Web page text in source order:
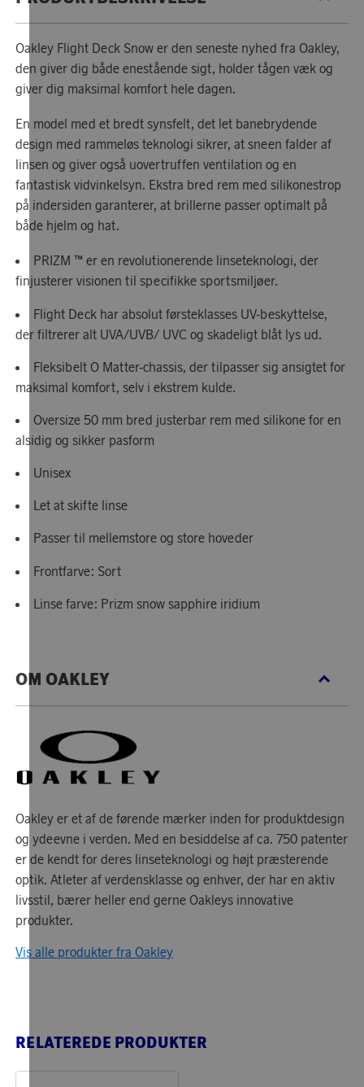
Oakley Flight Deck Snow er den seneste nyhed fra Oakley,
den giver dig både enestående sigt, holder tågen væk og
giver dig maksimal komfort hele dagen.
En model med et bredt synsfelt, det let banebrydende
design med rammeløs teknologi sikrer, at sneen falder af
linsen og giver også uovertruffen ventilation og en
fantastisk vidvinkelsyn. Ekstra bred rem med silikonestrop
på indersiden garanterer, at brillerne passer optimalt på
både hjelm og hat.
PRIZM ™ er en revolutionerende linseteknologi, der
finjusterer visionen til specifikke sportsmiljøer.
Flight Deck har absolut førsteklasses UV-beskyttelse,
der filtrerer alt UVA/UVB/ UVC og skadeligt blåt lys ud.
Fleksibelt O Matter-chassis, der tilpasser sig ansigtet for
maksimal komfort, selv i ekstrem kulde.
Oversize 50 mm bred justerbar rem med silikone for en
alsidig og sikker pasform
Unisex
Let at skifte linse
Passer til mellemstore og store hoveder
Frontfarve: Sort
Linse farve: Prizm snow sapphire iridium
OM OAKLEY
Oakley er et af de førende mærker inden for produktdesign
og ydeevne i verden. Med en besiddelse af ca. 750 patenter
er de kendt for deres linseteknologi og højt præsterende
optik. Atleter af verdensklasse og enhver, der har en aktiv
livsstil, bærer heller end gerne Oakleys innovative
produkter.
Vis alle produkter fra Oakley
RELATEREDE PRODUKTER